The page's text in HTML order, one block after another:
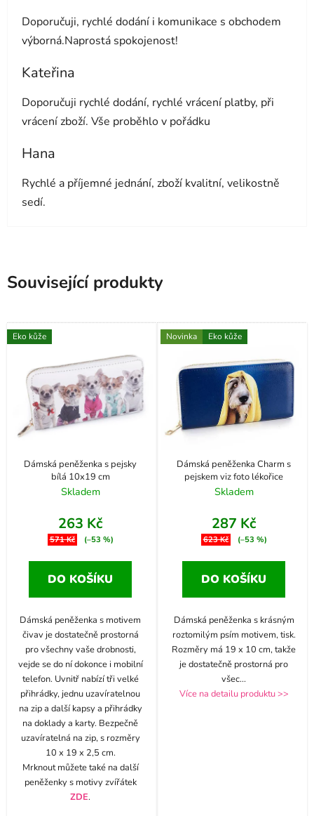
Doporučuji, rychlé dodání i komunikace s obchodem
výborná.Naprostá spokojenost!
Kateřina
Doporučuji rychlé dodání, rychlé vrácení platby, při
vrácení zboží. Vše proběhlo v pořádku
Hana
Rychlé a příjemné jednání, zboží kvalitní, velikostně
sedí.
Související produkty
Eko kůže
Dámská peněženka s pejsky
bílá 10x19 cm
Skladem
263 Kč
571 Kč (–53 %)
DO KOŠÍKU
Dámská peněženka s motivem
čivav je dostatečně prostorná
pro všechny vaše drobnosti,
vejde se do ní dokonce i mobilní
telefon. Uvnitř nabízí tři velké
přihrádky, jednu uzavíratelnou
na zip a další kapsy a přihrádky
na doklady a karty. Bezpečně
uzavíratelná na zip, s rozměry
10 x 19 x 2,5 cm.
Mrknout můžete také na další
peněženky s motivy zvířátek
ZDE.
Novinka Eko kůže
Dámská peněženka Charm s
pejskem viz foto lékořice
Skladem
287 Kč
623 Kč (–53 %)
DO KOŠÍKU
Dámská peněženka s krásným
roztomilým psím motivem, tisk.
Rozměry má 19 x 10 cm, takže
je dostatečně prostorná pro
všec...
Více na detailu produktu >>